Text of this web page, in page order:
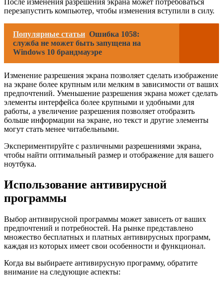
перезапустить компьютер, чтобы изменения вступили в силу.
Популярные статьи Ошибка 1058:
служба не может быть запущена на
Windows 10 брандмауэре
Изменение разрешения экрана позволяет сделать изображение
на экране более крупным или мелким в зависимости от ваших
предпочтений. Уменьшение разрешения экрана может сделать
элементы интерфейса более крупными и удобными для
работы, а увеличение разрешения позволяет отобразить
больше информации на экране, но текст и другие элементы
могут стать менее читабельными.
Экспериментируйте с различными разрешениями экрана,
чтобы найти оптимальный размер и отображение для вашего
ноутбука.
Использование антивирусной
программы
Выбор антивирусной программы может зависеть от ваших
предпочтений и потребностей. На рынке представлено
множество бесплатных и платных антивирусных программ,
каждая из которых имеет свои особенности и функционал.
Когда вы выбираете антивирусную программу, обратите
внимание на следующие аспекты: